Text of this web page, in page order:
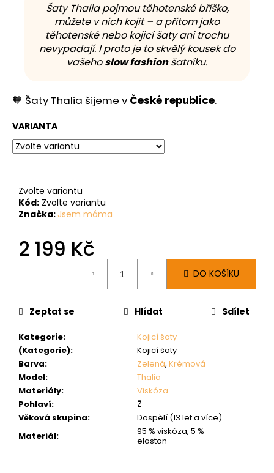
Šaty Thalia pojmou těhotenské bříško,
můžete v nich kojit – a přitom jako
těhotenské nebo kojicí šaty ani trochu
nevypadají. I proto je to skvělý kousek do
vašehoslow fashionšatníku.
🧡 Šaty Thalia šijeme v České republice.
VARIANTA
Zvolte variantu
Kód: Zvolte variantu
Značka: Jsem máma
2 199 Kč
DO KOŠÍKU
Kategorie:
Kojicí šaty
(Kategorie):
Kojicí šaty
Barva: Zelená, Krémová
Model:
Thalia
Materiály:
Viskóza
Pohlaví:
Ž
Věková skupina:
Dospělí (13 let a více)
Materiál:
95 % viskóza, 5 %
elastan
Zeptat se Hlídat Sdílet